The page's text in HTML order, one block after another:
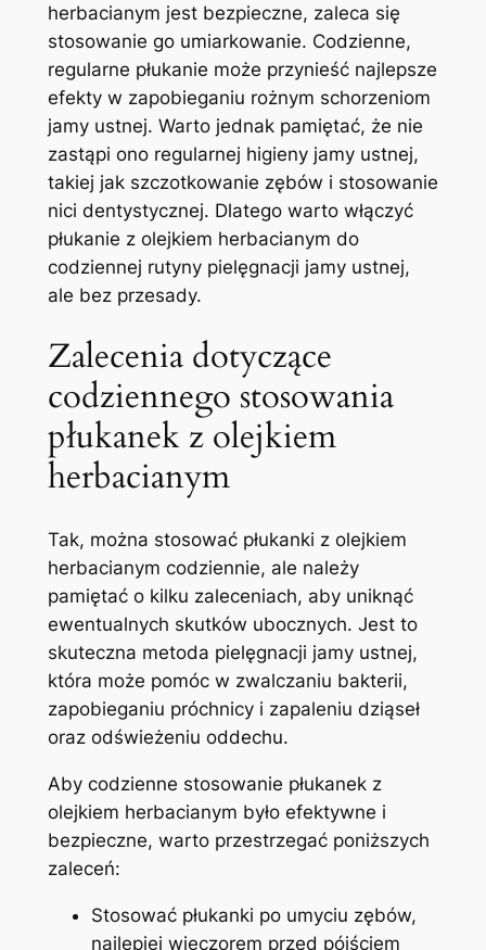
herbacianym jest bezpieczne, zaleca się⁢
stosowanie go ⁣umiarkowanie. Codzienne,
regularne⁣ płukanie może przynieść ⁤najlepsze
efekty w zapobieganiu rożnym schorzeniom
jamy‌ ustnej. Warto ⁢jednak pamiętać, że nie
zastąpi ​ono ‌regularnej higieny jamy ustnej,
takiej jak‌ szczotkowanie zębów i stosowanie
nici dentystycznej. Dlatego warto włączyć
płukanie ​z olejkiem herbacianym do⁢
codziennej rutyny pielęgnacji jamy ⁤ustnej,
ale bez przesady.
Zalecenia dotyczące
⁤codziennego stosowania
płukanek z olejkiem
herbacianym
Tak, ⁤można stosować płukanki z olejkiem
herbacianym ⁣codziennie, ale ​należy
pamiętać o​ kilku‍ zaleceniach, aby​ uniknąć
ewentualnych‌ skutków ubocznych. Jest⁤ to
skuteczna metoda pielęgnacji jamy ustnej,
która może pomóc w ​zwalczaniu bakterii,⁣
zapobieganiu⁣ próchnicy ​i zapaleniu dziąseł⁢
oraz ⁢odświeżeniu oddechu.
Aby codzienne stosowanie płukanek z
olejkiem herbacianym było efektywne i
bezpieczne, warto przestrzegać ‍poniższych ​
zaleceń:
Stosować ​płukanki po umyciu zębów,
najlepiej wieczorem przed pójściem